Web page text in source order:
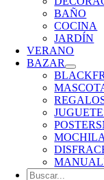
BAÑO
COCINA
JARDÍN
VERANO
BAZAR
POSTERS
Buscar: